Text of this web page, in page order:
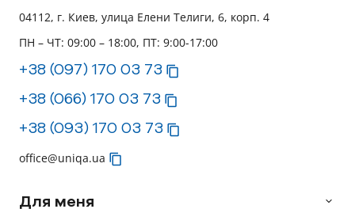
04112, г. Киев, улица Елени Телиги, 6, корп. 4
ПН – ЧТ: 09:00 – 18:00, ПТ: 9:00-17:00
+38 (097) 170 03 73
+38 (066) 170 03 73
+38 (093) 170 03 73
office@uniqa.ua
Для меня